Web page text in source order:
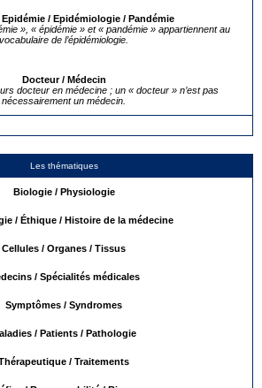
Epidémie / Epidémiologie / Pandémie
», « épidémie » et « pandémie » appartiennent au
vocabulaire de l’épidémiologie.
Docteur / Médecin
docteur en médecine ; un « docteur » n’est pas
nécessairement un médecin.
Les thématiques
Biologie / Physiologie
/ Éthique / Histoire de la médecine
Cellules / Organes / Tissus
/ Spécialités médicales
Symptômes / Syndromes
/ Patients / Pathologie
/ Traitements